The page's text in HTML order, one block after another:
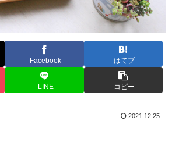
Facebook はてブ
LINE コピー
2021.12.25